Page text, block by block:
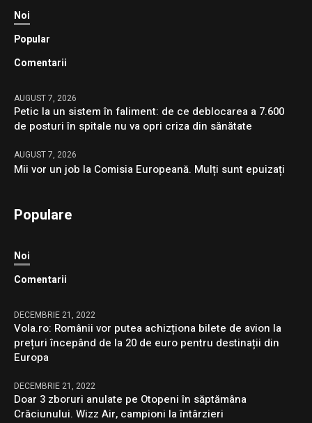
Noi
Popular
Comentarii
AUGUST 7, 2026
Petic la un sistem în faliment: de ce deblocarea a 7.600
de posturi în spitale nu va opri criza din sănătate
AUGUST 7, 2026
Mii vor un job la Comisia Europeană. Mulți sunt epuizați
Populare
Noi
Comentarii
DECEMBRIE 21, 2022
Vola.ro: Românii vor putea achizționa bilete de avion la
prețuri începând de la 20 de euro pentru destinații din
Europa
DECEMBRIE 21, 2022
Doar 3 zboruri anulate pe Otopeni în săptămâna
Crăciunului. Wizz Air, campioni la întârzieri